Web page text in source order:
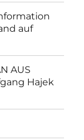
auf
AUS
Hajek